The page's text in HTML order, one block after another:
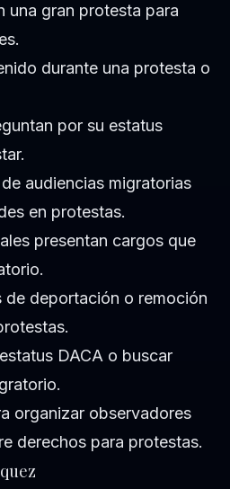
una gran protesta para
durante una protesta o
por su estatus
audiencias migratorias
en protestas.
presentan cargos que
de deportación o remoción
DACA o buscar
organizar observadores
derechos para protestas.